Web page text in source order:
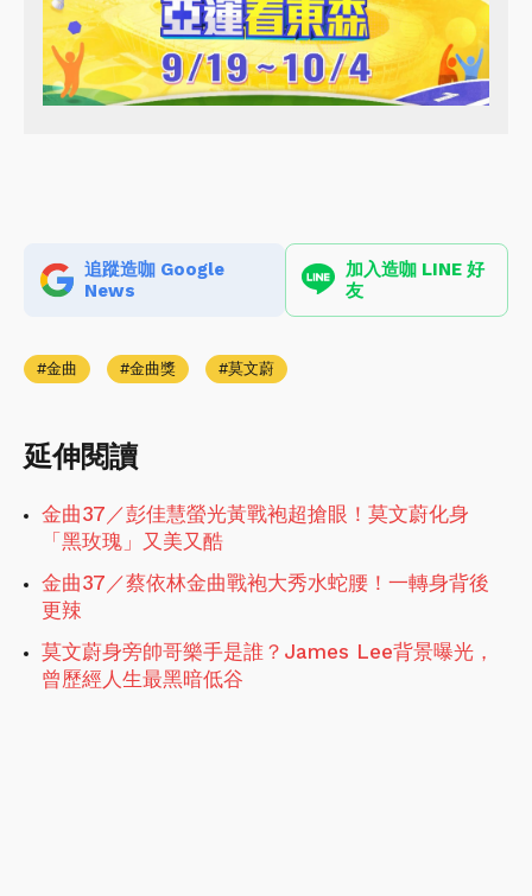
追蹤造咖 Google
News
加入造咖 LINE 好
友
金曲 金曲獎 莫文蔚
延伸閱讀
金曲37／彭佳慧螢光黃戰袍超搶眼！莫文蔚化身
「黑玫瑰」又美又酷
金曲37／蔡依林金曲戰袍大秀水蛇腰！一轉身背後
更辣
莫文蔚身旁帥哥樂手是誰？James Lee背景曝光，
曾歷經人生最黑暗低谷